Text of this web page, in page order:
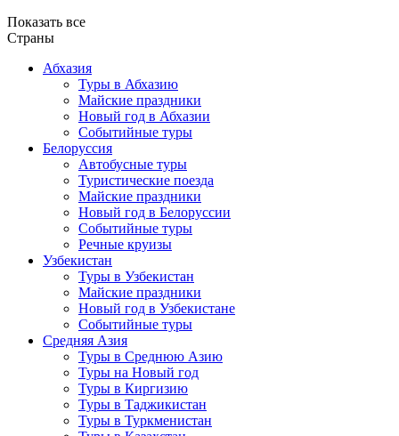
Показать все
Страны
Абхазия
Туры в Абхазию
Майские праздники
Новый год в Абхазии
Событийные туры
Белоруссия
Автобусные туры
Туристические поезда
Майские праздники
Новый год в Белоруссии
Событийные туры
Речные круизы
Узбекистан
Туры в Узбекистан
Майские праздники
Новый год в Узбекистане
Событийные туры
Средняя Азия
Туры в Среднюю Азию
Туры на Новый год
Туры в Киргизию
Туры в Таджикистан
Туры в Туркменистан